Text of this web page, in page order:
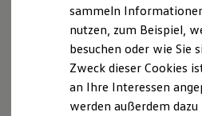
Reichweite
Reichweite der ID.
Reichweite im
Laden
Laden unterwegs
Laden Zuhause
Probefahrt vereinbaren
Fahrzeugangebot
sammeln
nutzen, zum Beispiel,
besuchen oder wie Sie
Zweck dieser Cookies
an Ihre Interessen
werden außerdem